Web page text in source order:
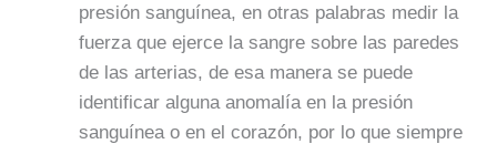
presión sanguínea, en otras palabras medir la
fuerza que ejerce la sangre sobre las paredes
de las arterias, de esa manera se puede
identificar alguna anomalía en la presión
sanguínea o en el corazón, por lo que siempre